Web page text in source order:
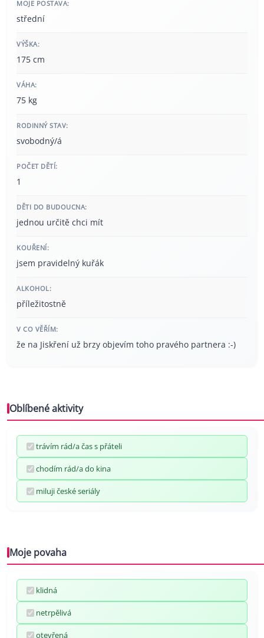
MOJE POSTAVA:
střední
VÝŠKA:
175 cm
VÁHA:
75 kg
RODINNÝ STAV:
svobodný/á
POČET DĚTÍ:
1
DĚTI DO BUDOUCNA:
jednou určitě chci mít
KOUŘENÍ:
jsem pravidelný kuřák
ALKOHOL:
příležitostně
V CO VĚŘÍM:
že na Jiskření už brzy objevím toho pravého partnera :-)
Oblíbené aktivity
trávím rád/a čas s přáteli
chodím rád/a do kina
miluji české seriály
Moje povaha
klidná
netrpělivá
otevřená